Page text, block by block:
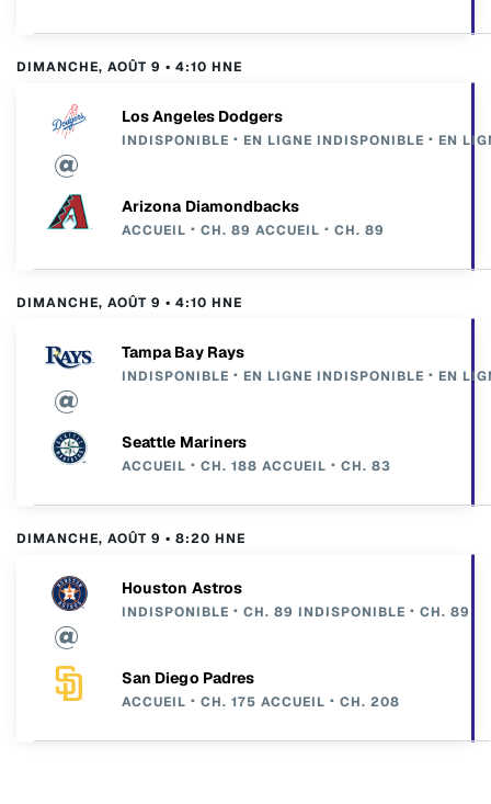
DIMANCHE, AOÛT 9 • 4:10 HNE
Los Angeles Dodgers
INDISPONIBLE EN LIGNE INDISPONIBLE EN
Arizona Diamondbacks
ACCUEIL CH. 89 ACCUEIL CH. 89
DIMANCHE, AOÛT 9 • 4:10 HNE
Tampa Bay Rays
INDISPONIBLE EN LIGNE INDISPONIBLE EN
Seattle Mariners
ACCUEIL CH. 188 ACCUEIL CH. 83
DIMANCHE, AOÛT 9 • 8:20 HNE
Houston Astros
INDISPONIBLE CH. 89 INDISPONIBLE CH. 89
San Diego Padres
ACCUEIL CH. 175 ACCUEIL CH. 208